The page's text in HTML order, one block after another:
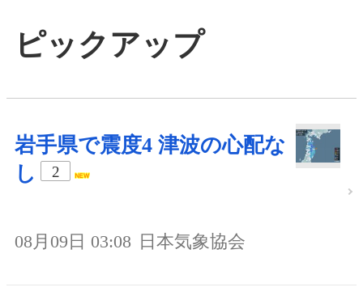
ピックアップ
岩手県で震度4 津波の心配な
し
2
08月09日 03:08 日本気象協会